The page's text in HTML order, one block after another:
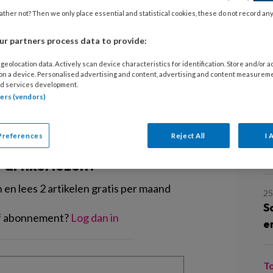
kunt doen.
lezen?
lees 2 artikelen gratis per maand
Log dan in
not? Then we only place essential and statistical cookies, these do not record
partners process data to provide:
data. Actively scan device characteristics for identification. Store and/or
a device. Personalised advertising and content, advertising and content
services development.
(vendors)
Reject All I